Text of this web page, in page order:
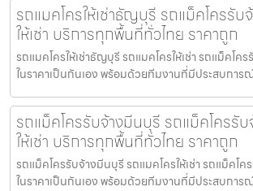
รถแมคโครให้เช่าธัญบุรี รถแม็คโครรับ
ให้เช่า บริการทุกพื้นที่ทั่วไทย ราคาถูก
รถแมคโครให้เช่าธัญบุรี รถแมคโครให้เช่า รถแม็คโค
ในราคาเป็นกันเอง พร้อมด้วยทีมงานที่มีประสบการ
รถแม็คโครรับจ้างมีนบุรี รถแม็คโครรับ
ให้เช่า บริการทุกพื้นที่ทั่วไทย ราคาถูก
รถแม็คโครรับจ้างมีนบุรี รถแมคโครให้เช่า รถแม็คโค
ในราคาเป็นกันเอง พร้อมด้วยทีมงานที่มีประสบการ